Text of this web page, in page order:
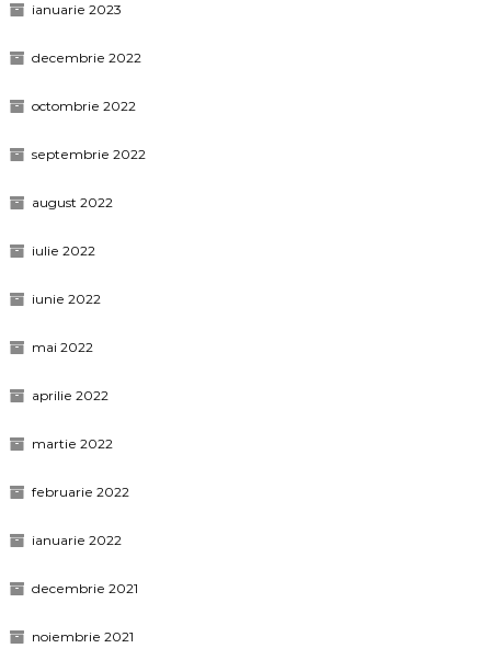
ianuarie 2023
decembrie 2022
octombrie 2022
septembrie 2022
august 2022
iulie 2022
iunie 2022
mai 2022
aprilie 2022
martie 2022
februarie 2022
ianuarie 2022
decembrie 2021
noiembrie 2021